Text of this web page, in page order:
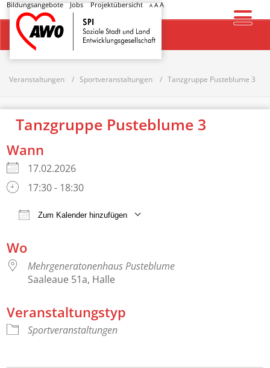
Bildungsangebote Jobs Projektübersicht A AA
Startseite
Veranstaltungen Sportveranstaltungen Tanzgruppe Pusteblume 3
Tanzgruppe Pusteblume 3
Wann
17.02.2026
17:30 - 18:30
Zum Kalender hinzufügen
Wo
Mehrgeneratonenhaus Pusteblume
Saaleaue 51a, Halle
Veranstaltungstyp
Sportveranstaltungen